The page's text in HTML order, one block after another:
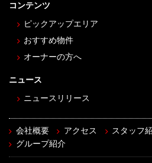
コンテンツ
ピックアップエリア
おすすめ物件
オーナーの方へ
ニュース
ニュースリリース
会社概要 アクセス スタッフ
グループ紹介